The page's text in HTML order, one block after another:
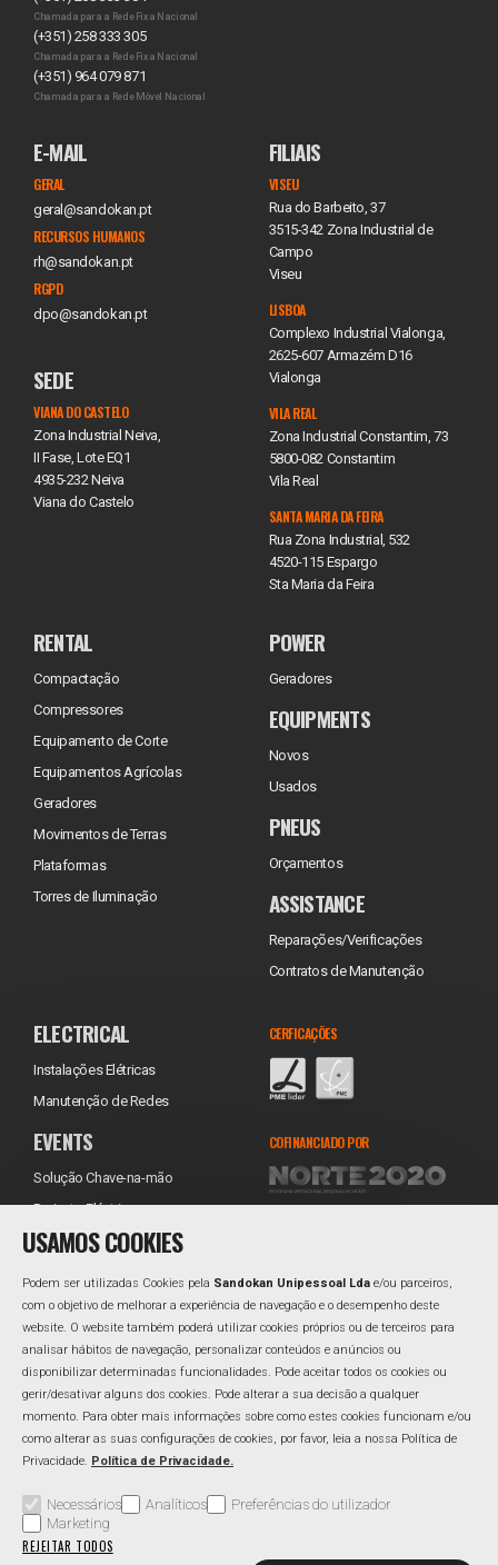
Chamada para a Rede Fixa Nacional
(+351) 258 333 305
Chamada para a Rede Fixa Nacional
(+351) 964 079 871
Chamada para a Rede Móvel Nacional
E-MAIL
GERAL
geral@sandokan.pt
RECURSOS HUMANOS
rh@sandokan.pt
RGPD
dpo@sandokan.pt
SEDE
VIANA DO CASTELO
Zona Industrial Neiva,
II Fase, Lote EQ1
4935-232 Neiva
Viana do Castelo
FILIAIS
VISEU
Rua do Barbeito, 37
3515-342 Zona Industrial de
Campo
Viseu
LISBOA
Complexo Industrial Vialonga,
2625-607 Armazém D16
Vialonga
VILA REAL
Zona Industrial Constantim, 73
5800-082 Constantim
Vila Real
SANTA MARIA DA FEIRA
Rua Zona Industrial, 532
4520-115 Espargo
Sta Maria da Feira
RENTAL
Compactação
Compressores
Equipamento de Corte
Equipamentos Agrícolas
Geradores
Movimentos de Terras
Plataformas
Torres de Iluminação
POWER
Geradores
EQUIPMENTS
Novos
Usados
PNEUS
Orçamentos
ASSISTANCE
Reparações/Verificações
Contratos de Manutenção
ELECTRICAL
Instalações Elétricas
Manutenção de Redes
EVENTS
Solução Chave-na-mão
Projecto Eléctrico
Equipamentos
Instalação
Assistência Técnica
Reabastecimento
CERFICAÇÕES
COFINANCIADO POR
REDES SOCIAIS
Facebook
Linkedin
Área ReservadaPerguntas Frequentes
Política de Privacidade
Livro de Reclamações
Canal de DenúnciasGerir Cookies
USAMOS COOKIES
Podem ser utilizadas Cookies pela Sandokan Unipessoal Lda e/ou parceiros,
com o objetivo de melhorar a experiência de navegação e o desempenho deste
website. O website também poderá utilizar cookies próprios ou de terceiros para
analisar hábitos de navegação, personalizar conteúdos e anúncios ou
disponibilizar determinadas funcionalidades. Pode aceitar todos os cookies ou
gerir/desativar alguns dos cookies. Pode alterar a sua decisão a qualquer
momento. Para obter mais informações sobre como estes cookies funcionam e/ou
como alterar as suas configurações de cookies, por favor, leia a nossa Política de
Privacidade. Política de Privacidade.
Necessários Analíticos
Preferências do utilizador
Marketing
REJEITAR TODOS